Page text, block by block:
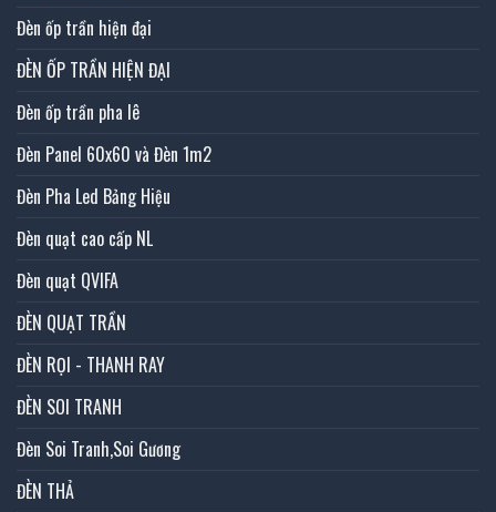
Đèn ốp trần hiện đại
ĐÈN ỐP TRẦN HIỆN ĐẠI
Đèn ốp trần pha lê
Đèn Panel 60x60 và Đèn 1m2
Đèn Pha Led Bảng Hiệu
Đèn quạt cao cấp NL
Đèn quạt QVIFA
ĐÈN QUẠT TRẦN
ĐÈN RỌI - THANH RAY
ĐÈN SOI TRANH
Đèn Soi Tranh,Soi Gương
ĐÈN THẢ